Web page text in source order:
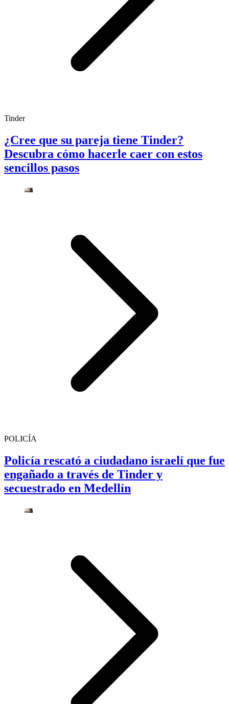
Tinder
¿Cree que su pareja tiene Tinder?
Descubra cómo hacerle caer con estos
sencillos pasos
POLICÍA
Policía rescató a ciudadano israelí que fue
engañado a través de Tinder y
secuestrado en Medellín